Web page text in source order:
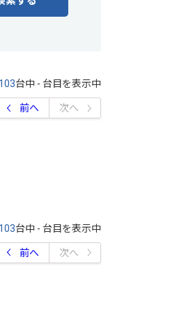
103台中 - 台目を表示中
前へ 次へ
103台中 - 台目を表示中
前へ 次へ